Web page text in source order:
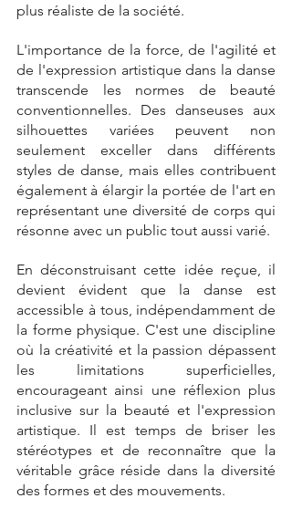
plus réaliste de la société.
L'importance de la force, de l'agilité et
de l'expression artistique dans la danse
transcende les normes de beauté
conventionnelles. Des danseuses aux
silhouettes variées peuvent non
seulement exceller dans différents
styles de danse, mais elles contribuent
également à élargir la portée de l'art en
représentant une diversité de corps qui
résonne avec un public tout aussi varié.
En déconstruisant cette idée reçue, il
devient évident que la danse est
accessible à tous, indépendamment de
la forme physique. C'est une discipline
où la créativité et la passion dépassent
les limitations superficielles,
encourageant ainsi une réflexion plus
inclusive sur la beauté et l'expression
artistique. Il est temps de briser les
stéréotypes et de reconnaître que la
véritable grâce réside dans la diversité
des formes et des mouvements.